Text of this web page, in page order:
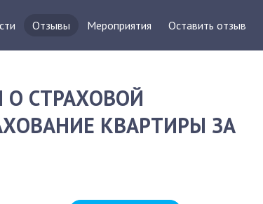
Отзывы Мероприятия Оставить отзыв
СТРАХОВОЙ
КВАРТИРЫ ЗА